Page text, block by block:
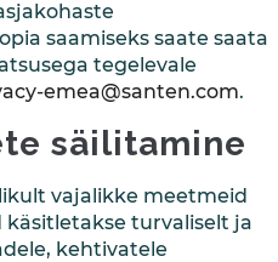
saamiseks saate saata
tegelevale
emea@santen.com.
säilitamine
vajalikke meetmeid
turvaliselt ja
kehtivatele